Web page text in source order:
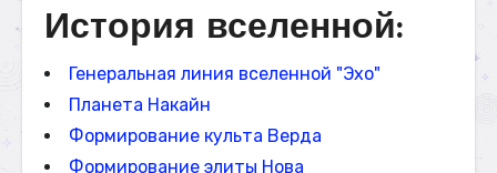
История вселенной:
Генеральная линия вселенной "Эхо"
Планета Накайн
Формирование культа Верда
Формирование элиты Нова